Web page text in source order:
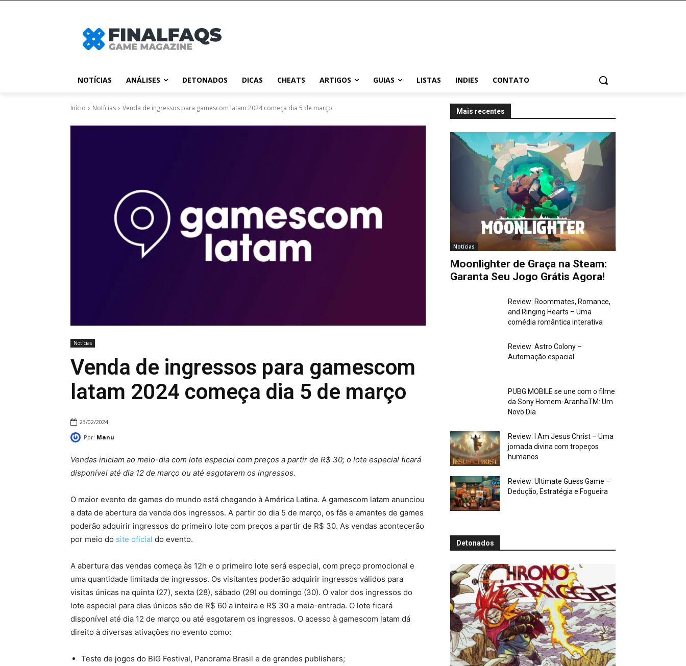
NOTÍCIAS ANÁLISES DETONADOS DICAS CHEATS ARTIGOS GUIAS LISTAS INDIES CONTATO
Início Notícias Venda de ingressos para gamescom latam 2024 começa dia 5 de março
Notícias
Venda de ingressos para gamescom
latam 2024 começa dia 5 de março
23/02/2024
Por: Manu
Vendas iniciam ao meio-dia com lote especial com preços a partir de R$ 30; o lote especial ficará
disponível até dia 12 de março ou até esgotarem os ingressos.
O maior evento de games do mundo está chegando à América Latina. A gamescom latam anunciou
a data de abertura da venda dos ingressos. A partir do dia 5 de março, os fãs e amantes de games
poderão adquirir ingressos do primeiro lote com preços a partir de R$ 30. As vendas acontecerão
por meio do site oficial do evento.
A abertura das vendas começa às 12h e o primeiro lote será especial, com preço promocional e
uma quantidade limitada de ingressos. Os visitantes poderão adquirir ingressos válidos para
visitas únicas na quinta (27), sexta (28), sábado (29) ou domingo (30). O valor dos ingressos do
lote especial para dias únicos são de R$ 60 a inteira e R$ 30 a meia-entrada. O lote ficará
disponível até dia 12 de março ou até esgotarem os ingressos. O acesso à gamescom latam dá
direito à diversas ativações no evento como:
Teste de jogos do BIG Festival, Panorama Brasil e de grandes publishers;
Mais recentes
Notícias
Moonlighter de Graça na Steam:
Garanta Seu Jogo Grátis Agora!
Review: Roommates, Romance,
and Ringing Hearts – Uma
comédia romântica interativa
Review: Astro Colony –
Automação espacial
PUBG MOBILE se une com o filme
da Sony Homem-AranhaTM: Um
Novo Dia
Review: I Am Jesus Christ – Uma
jornada divina com tropeços
humanos
Review: Ultimate Guess Game –
Dedução, Estratégia e Fogueira
Detonados